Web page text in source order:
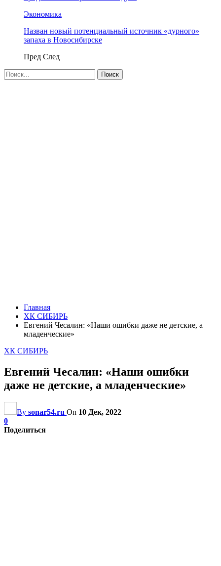
Экономика
Назван новый потенциальный источник «дурного»
запаха в Новосибирске
Пред След
Главная
ХК СИБИРЬ
Евгений Чесалин: «Наши ошибки даже не детские, а
младенческие»
ХК СИБИРЬ
Евгений Чесалин: «Наши ошибки
даже не детские, а младенческие»
By sonar54.ru On 10 Дек, 2022
0
Поделиться